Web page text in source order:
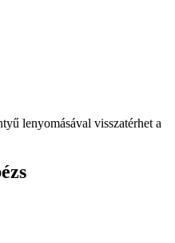
lenyomásával visszatérhet a